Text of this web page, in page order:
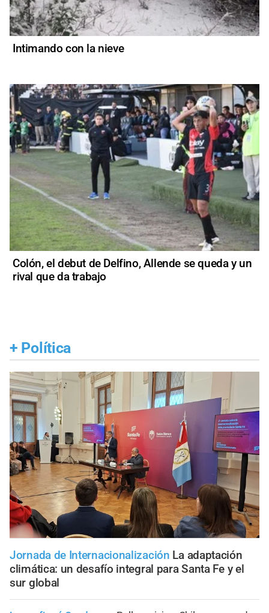
Intimando con la nieve
Colón, el debut de Delfino, Allende se queda y un
rival que da trabajo
+ Política
Jornada de Internacionalización La adaptación
climática: un desafío integral para Santa Fe y el
sur global